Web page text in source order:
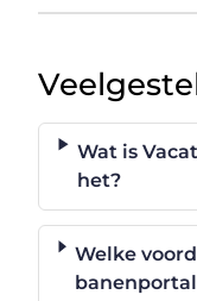
Wat is
het?
Welke